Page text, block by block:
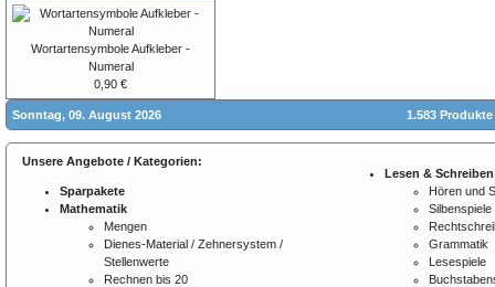
Wortartensymbole Aufkleber -
Numeral
0,90 €
Sonntag, 09. August 2026 1.583
Unsere Angebote / Kategorien:
Sparpakete
Mathematik
Mengen
Dienes-Material / Zehnersystem /
Stellenwerte
Rechnen bis 20
Lesen & Schreiben
Hören und
Silbenspiele
Grammatik
Lesespiele